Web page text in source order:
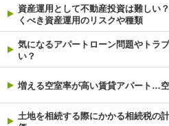
資産運用として不動産投資は難しい
くべき資産運用のリスクや種類
気になるアパートローン問題やトラ
い？
増える空室率が高い賃貸アパート…
土地を相続する際にかかる相続税の